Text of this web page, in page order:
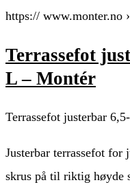
https:// www.monter.no
Terrassefot
L – Montér
Terrassefot justerbar
Justerbar terrassefot for
skrus på til riktig høyde